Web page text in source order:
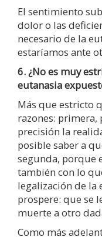
El sentimiento
dolor o las
necesario de la
estaríamos ante
6. ¿No es muy
eutanasia
Más que estricto
razones: primera,
precisión la
posible saber a
segunda, porque
también con lo
legalización de la
prospere: que se
muerte a otro
Como más